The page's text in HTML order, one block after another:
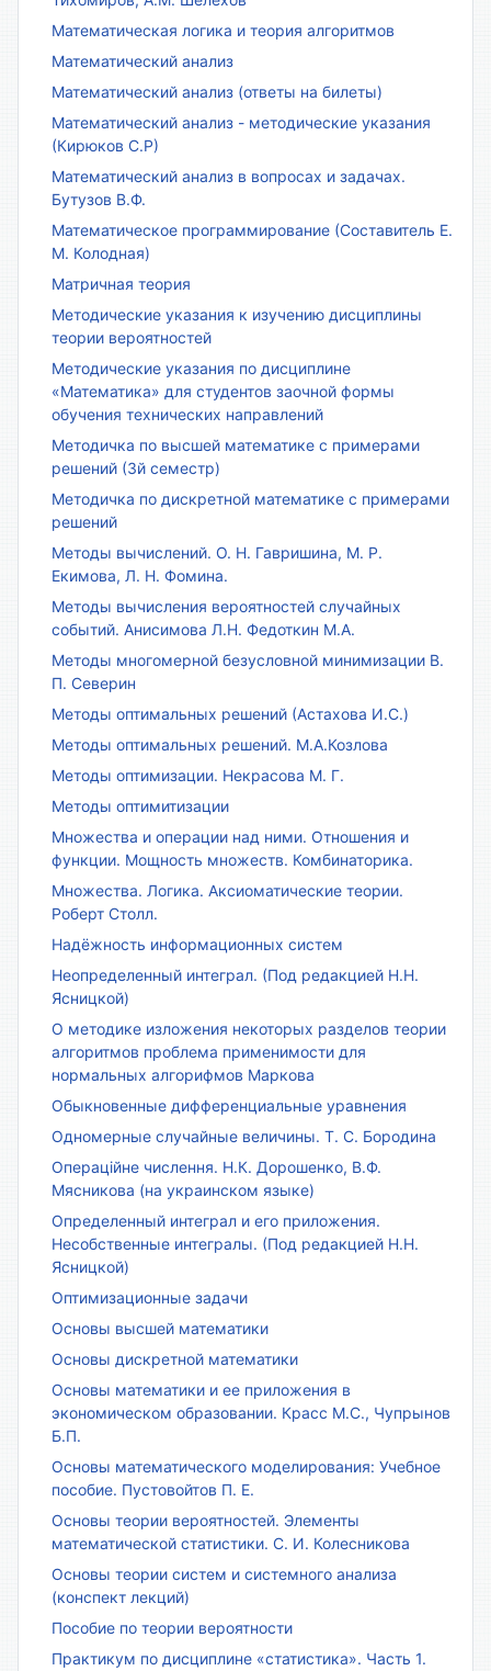
Математическая логика и теория алгоритмов
Математический анализ
Математический анализ (ответы на билеты)
Математический анализ - методические указания
(Кирюков С.Р)
Математический анализ в вопросах и задачах.
Бутузов В.Ф.
Математическое программирование (Составитель Е.
М. Колодная)
Матричная теория
Методические указания к изучению дисциплины
теории вероятностей
Методические указания по дисциплине
«Математика» для студентов заочной формы
обучения технических направлений
Методичка по высшей математике с примерами
решений (3й семестр)
Методичка по дискретной математике с примерами
решений
Методы вычислений. О. Н. Гавришина, М. Р.
Екимова, Л. Н. Фомина.
Методы вычисления вероятностей случайных
событий. Анисимова Л.Н. Федоткин М.А.
Методы многомерной безусловной минимизации В.
П. Северин
Методы оптимальных решений (Астахова И.С.)
Методы оптимальных решений. М.А.Козлова
Методы оптимизации. Некрасова М. Г.
Методы оптимитизации
Множества и операции над ними. Отношения и
функции. Мощность множеств. Комбинаторика.
Множества. Логика. Аксиоматические теории.
Роберт Столл.
Надёжность информационных систем
Неопределенный интеграл. (Под редакцией Н.Н.
Ясницкой)
О методике изложения некоторых разделов теории
алгоритмов проблема применимости для
нормальных алгорифмов Маркова
Обыкновенные дифференциальные уравнения
Одномерные случайные величины. Т. С. Бородина
Операційне числення. Н.К. Дорошенко, В.Ф.
Мясникова (на украинском языке)
Определенный интеграл и его приложения.
Несобственные интегралы. (Под редакцией Н.Н.
Ясницкой)
Оптимизационные задачи
Основы высшей математики
Основы дискретной математики
Основы математики и ее приложения в
экономическом образовании. Красс М.С., Чупрынов
Б.П.
Основы математического моделирования: Учебное
пособие. Пустовойтов П. Е.
Основы теории вероятностей. Элементы
математической статистики. С. И. Колесникова
Основы теории систем и системного анализа
(конспект лекций)
Пособие по теории вероятности
Практикум по дисциплине «статистика». Часть 1.